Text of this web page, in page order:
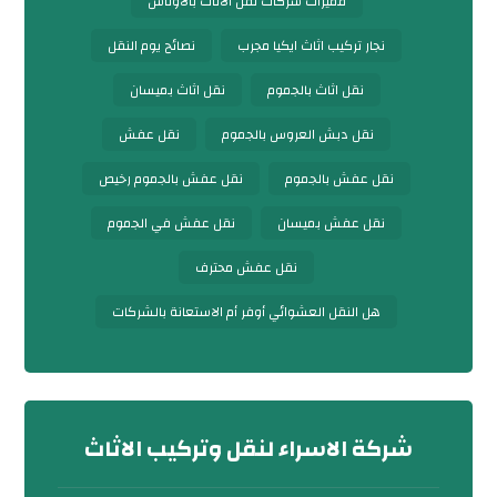
نجار تركيب اثاث ايكيا مجرب
نصائح يوم النقل
نقل اثاث بالجموم
نقل اثاث بميسان
نقل دبش العروس بالجموم
نقل عفش
نقل عفش بالجموم
نقل عفش بالجموم رخيص
نقل عفش بميسان
نقل عفش في الجموم
نقل عفش محترف
هل النقل العشوائي أوفر أم الاستعانة بالشركات
شركة الاسراء لنقل وتركيب الاثاث